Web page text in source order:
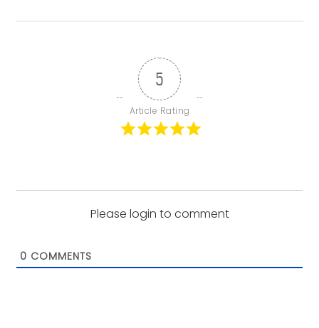
5
Article Rating
Please login to comment
0 COMMENTS